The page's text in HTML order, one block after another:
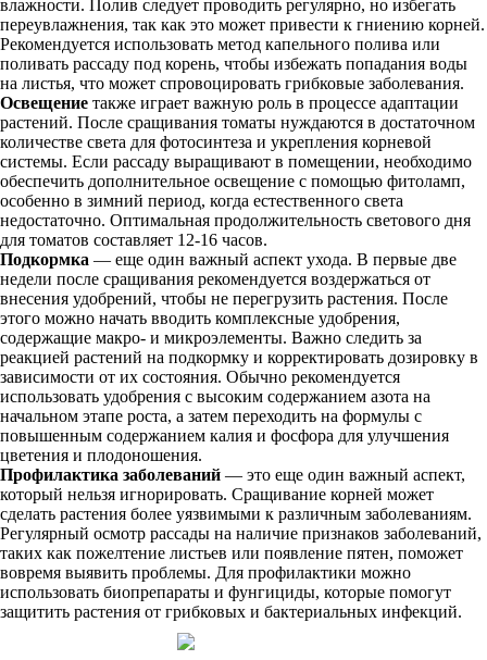
влажности. Полив следует проводить регулярно, но избегать
переувлажнения, так как это может привести к гниению корней.
Рекомендуется использовать метод капельного полива или
поливать рассаду под корень, чтобы избежать попадания воды
на листья, что может спровоцировать грибковые заболевания.
Освещение также играет важную роль в процессе адаптации
растений. После сращивания томаты нуждаются в достаточном
количестве света для фотосинтеза и укрепления корневой
системы. Если рассаду выращивают в помещении, необходимо
обеспечить дополнительное освещение с помощью фитоламп,
особенно в зимний период, когда естественного света
недостаточно. Оптимальная продолжительность светового дня
для томатов составляет 12-16 часов.
Подкормка — еще один важный аспект ухода. В первые две
недели после сращивания рекомендуется воздержаться от
внесения удобрений, чтобы не перегрузить растения. После
этого можно начать вводить комплексные удобрения,
содержащие макро- и микроэлементы. Важно следить за
реакцией растений на подкормку и корректировать дозировку в
зависимости от их состояния. Обычно рекомендуется
использовать удобрения с высоким содержанием азота на
начальном этапе роста, а затем переходить на формулы с
повышенным содержанием калия и фосфора для улучшения
цветения и плодоношения.
Профилактика заболеваний — это еще один важный аспект,
который нельзя игнорировать. Сращивание корней может
сделать растения более уязвимыми к различным заболеваниям.
Регулярный осмотр рассады на наличие признаков заболеваний,
таких как пожелтение листьев или появление пятен, поможет
вовремя выявить проблемы. Для профилактики можно
использовать биопрепараты и фунгициды, которые помогут
защитить растения от грибковых и бактериальных инфекций.